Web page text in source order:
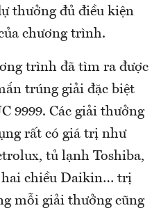
thưởng đủ điều kiện
chương trình.
trình đã tìm ra được
trúng giải đặc biệt
9999. Các giải thưởng
rất có giá trị như
tủ lạnh Toshiba,
hai chiều Daikin… trị
mỗi giải thưởng cũng